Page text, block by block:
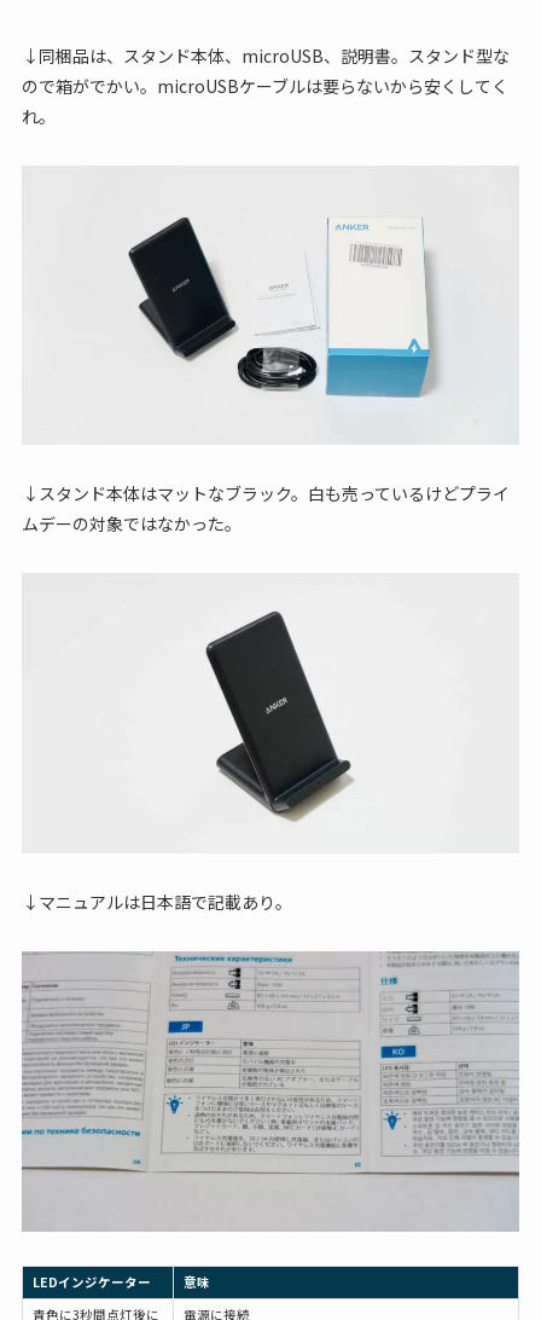
↓同梱品は、スタンド本体、microUSB、説明書。スタンド型な
ので箱がでかい。microUSBケーブルは要らないから安くしてく
れ。
↓スタンド本体はマットなブラック。白も売っているけどプライ
ムデーの対象ではなかった。
↓マニュアルは日本語で記載あり。
LEDインジケーター
意味
青色に3秒間点灯後に
電源に接続